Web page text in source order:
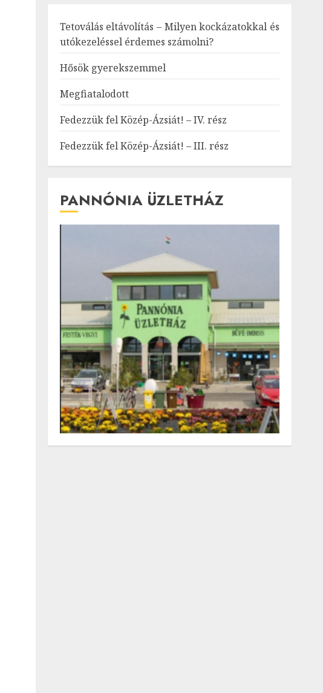
Tetoválás eltávolítás – Milyen kockázatokkal és
utókezeléssel érdemes számolni?
Hősök gyerekszemmel
Megfiatalodott
Fedezzük fel Közép-Ázsiát! – IV. rész
Fedezzük fel Közép-Ázsiát! – III. rész
PANNÓNIA ÜZLETHÁZ